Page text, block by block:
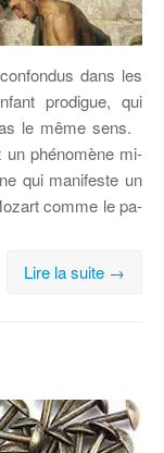
dans les
pro­digue, qui
le même sens.
un phé­no­mène mi­
qui ma­ni­feste un
comme le pa­
Lire la suite →